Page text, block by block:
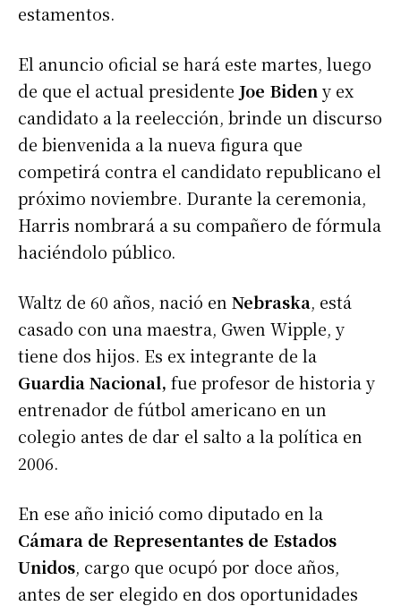
estamentos.
El anuncio oficial se hará este martes, luego
de que el actual presidente Joe Biden y ex
candidato a la reelección, brinde un discurso
de bienvenida a la nueva figura que
competirá contra el candidato republicano el
próximo noviembre. Durante la ceremonia,
Harris nombrará a su compañero de fórmula
haciéndolo público.
Waltz de 60 años, nació en Nebraska, está
casado con una maestra, Gwen Wipple, y
tiene dos hijos. Es ex integrante de la
Guardia Nacional, fue profesor de historia y
entrenador de fútbol americano en un
colegio antes de dar el salto a la política en
2006.
En ese año inició como diputado en la
Cámara de Representantes de Estados
Unidos, cargo que ocupó por doce años,
antes de ser elegido en dos oportunidades